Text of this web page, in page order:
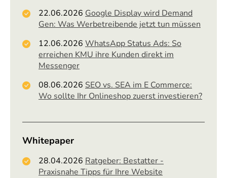
22.06.2026 Google Display wird Demand
Gen: Was Werbetreibende jetzt tun müssen
12.06.2026 WhatsApp Status Ads: So
erreichen KMU ihre Kunden direkt im
Messenger
08.06.2026 SEO vs. SEA im E Commerce:
Wo sollte Ihr Onlineshop zuerst investieren?
Whitepaper
28.04.2026 Ratgeber: Bestatter -
Praxisnahe Tipps für Ihre Website